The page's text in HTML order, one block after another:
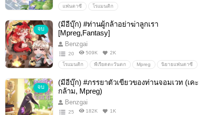
แฟนตาซี โรแมนติก
จบ
(มีอีบุ๊ก) #ท่านผู้กล้าอย่าฆ่าลูกเรา
[Mpreg,Fantasy]
Benzgai
20 509K 2K
โรแมนติก พีเรียดตะวันตก Mpreg นิยายแฟนตาซี
dragon สัตว์ประหลาด สงคราม เวทมนตร์
จบ
(มีอีบุ๊ก) #ภรรยาตัวเขียวของท่านจอมเวท (เคะ
กล้าม, Mpreg)
Benzgai
25 182K 1K